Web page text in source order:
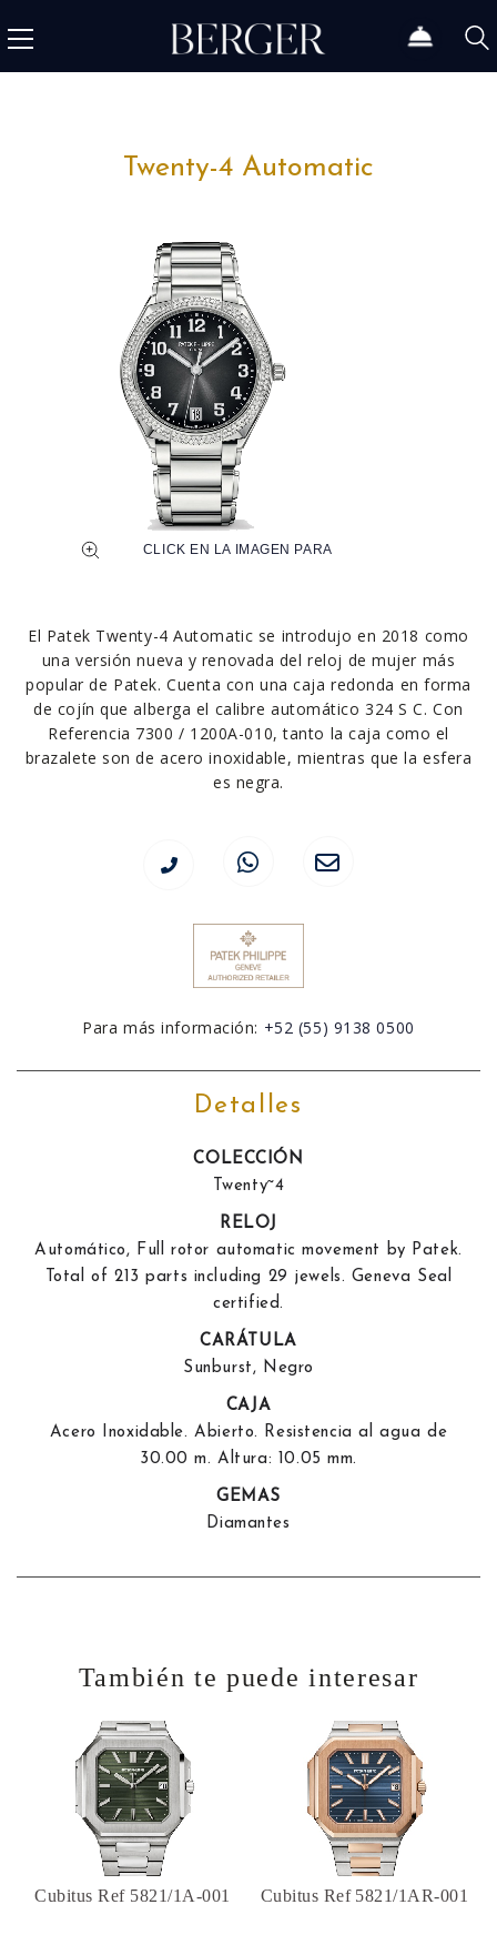
Twenty-4 Automatic
El Patek Twenty-4 Automatic se introdujo en 2018 como
una versión nueva y renovada del reloj de mujer más
popular de Patek. Cuenta con una caja redonda en forma
de cojín que alberga el calibre automático 324 S C. Con
Referencia 7300 / 1200A-010, tanto la caja como el
brazalete son de acero inoxidable, mientras que la esfera
es negra.
Para más información: +52 (55) 9138 0500
Detalles
COLECCIÓN
Twenty~4
RELOJ
Automático, Full rotor automatic movement by Patek.
Total of 213 parts including 29 jewels. Geneva Seal
certified.
CARÁTULA
Sunburst, Negro
CAJA
Acero Inoxidable. Abierto. Resistencia al agua de
30.00 m. Altura: 10.05 mm.
GEMAS
Diamantes
También te puede interesar
Cubitus Ref 5821/1A-001 Cubitus Ref 5821/1AR-001